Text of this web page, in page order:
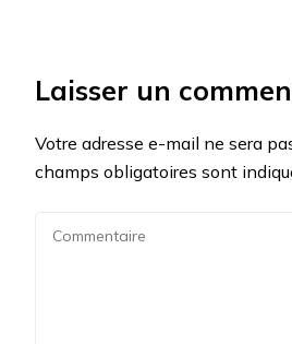
Laisser un
Votre adresse e-mail ne sera
champs obligatoires sont